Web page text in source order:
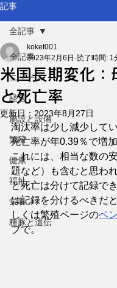
記事
全記事
ニュース
経営
施設と設備
繁殖
健康
福祉
栄養
種豚と遺伝
全記事
米国長期変化：
と死亡率
koket001
2023年2月6日 読了時間: 1
更新日： 2023年8月27日
淘汰率は少し減少して
死亡率が年0.39％で増
これには、相当な数の
題など）も含むと思わ
と死亡は分けて記録で
は記録を分けるべきだ
しくは繁殖ページのベ
ブで。